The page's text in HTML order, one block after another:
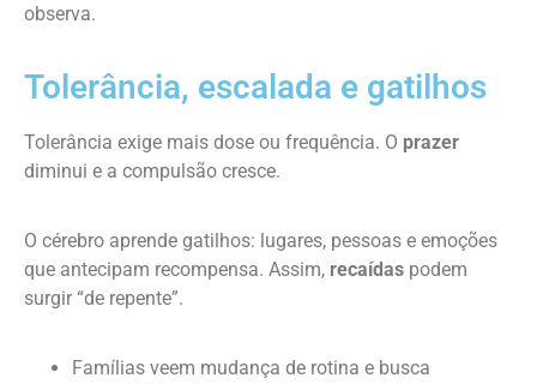
observa.
Tolerância, escalada e gatilhos
Tolerância exige mais dose ou frequência. O prazer
diminui e a compulsão cresce.
O cérebro aprende gatilhos: lugares, pessoas e emoções
que antecipam recompensa. Assim, recaídas podem
surgir “de repente”.
Famílias veem mudança de rotina e busca